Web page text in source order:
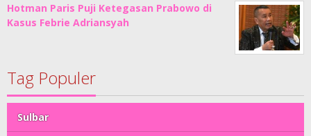
Hotman Paris Puji Ketegasan Prabowo di
Kasus Febrie Adriansyah
Tag Populer
Sulbar